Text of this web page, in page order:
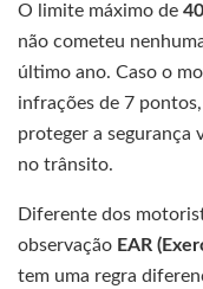
O limite máximo de
não cometeu
último ano. Caso o
infrações de 7
proteger a segurança
no trânsito.
Diferente dos
observação EAR
tem uma regra